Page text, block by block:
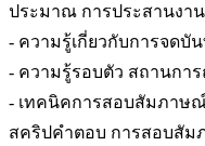
ประมาณ การประสานงา
- ความรู้เกี่ยวกับการจดบั
- ความรู้รอบตัว สถานกา
- เทคนิคการสอบสัมภาษ
สคริปคำตอบ การสอบสัม